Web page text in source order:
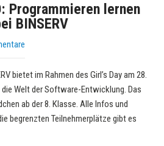
Programmieren lernen
BINSERV
bietet im Rahmen des Girl’s Day am 28.
Welt der Software-Entwicklung. Das
ab der 8. Klasse. Alle Infos und
begrenzten Teilnehmerplätze gibt es